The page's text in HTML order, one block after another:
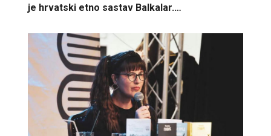
je hrvatski etno sastav Balkalar.…